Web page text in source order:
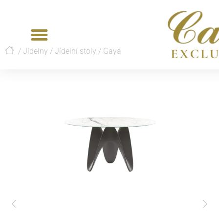
/ Jídelny / Jídelní stoly / Gaya